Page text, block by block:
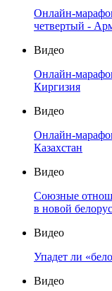
Онлайн-
четвертый -
Видео
Онлайн-
Киргизия
Видео
Онлайн-
Казахстан
Видео
Союзные
в новой
Видео
Упадет ли
Видео